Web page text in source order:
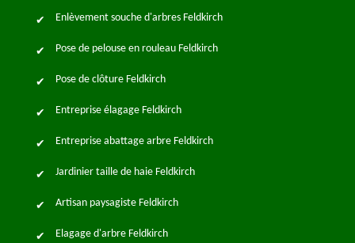
Enlèvement souche d'arbres Feldkirch
Pose de pelouse en rouleau Feldkirch
Pose de clôture Feldkirch
Entreprise élagage Feldkirch
Entreprise abattage arbre Feldkirch
Jardinier taille de haie Feldkirch
Artisan paysagiste Feldkirch
Elagage d'arbre Feldkirch